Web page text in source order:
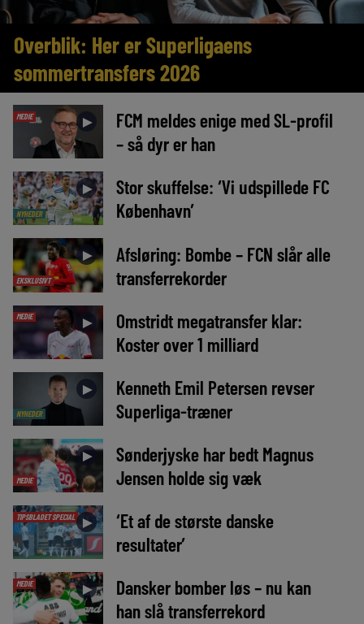
Overblik: Her er Superligaens
sommertransfers 2026
MEDIE ►
FCM meldes enige med SL-profil
– så dyr er han
NYHEDER
►
Stor skuffelse: ‘Vi udspillede FC
København’
EKSKLUSIVT
►
Afsløring: Bombe – FCN slår alle
transferrekorder
MEDIE ►
Omstridt megatransfer klar:
Koster over 1 milliard
NYHEDER
►
Kenneth Emil Petersen revser
Superliga-træner
MEDIE
►
Sønderjyske har bedt Magnus
Jensen holde sig væk
TIPSBLADET SPECIAL ►
‘Et af de største danske
resultater’
MEDIE ►
Dansker bomber løs – nu kan
han slå transferrekord